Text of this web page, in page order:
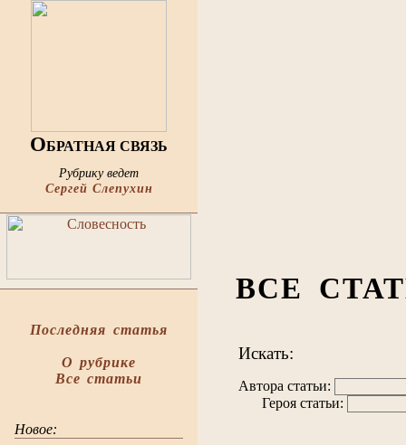
ОБРАТНАЯ СВЯЗЬ
Рубрику ведет
Сергей Слепухин
Последняя статья
О рубрике
Все статьи
Новое:
ВСЕ
Искать:
Автора статьи:
Героя статьи: